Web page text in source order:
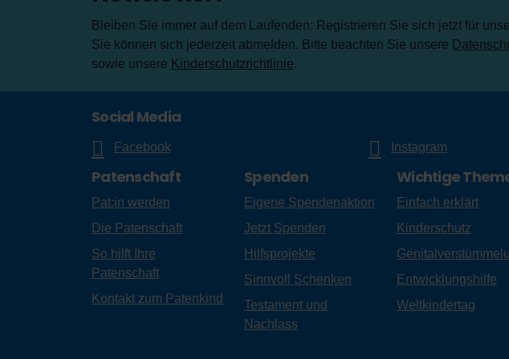
Bleiben Sie immer auf dem Laufenden: Registrieren Sie sich jetzt für
Sie können sich jederzeit abmelden. Bitte beachten Sie unsere
sowie unsere Kinderschutzrichtlinie.
Social Media
Facebook Instagram
Patenschaft
Pat:in werden
Die Patenschaft
So hilft Ihre
Patenschaft
Kontakt zum Patenkind
Spenden
Eigene Spendenaktion
Jetzt Spenden
Hilfsprojekte
Sinnvoll Schenken
Testament und
Nachlass
Wichtige
Einfach erklärt
Kinderschutz
Entwicklungshilfe
Weltkindertag